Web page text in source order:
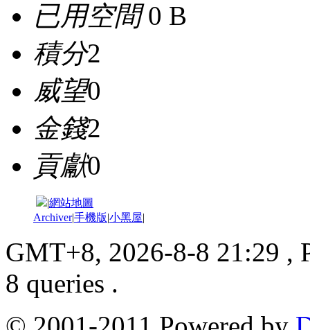
已用空間0 B
積分2
威望0
金錢2
貢獻0
|網站地圖
Archiver|手機版|小黑屋|
GMT+8, 2026-8-8 21:29 ,
8 queries .